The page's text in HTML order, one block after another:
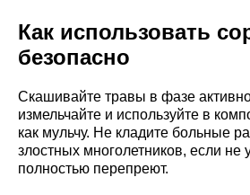
Как использовать
безопасно
Скашивайте травы в фазе
измельчайте и используйте в
как мульчу. Не кладите больные
злостных многолетников, если не
полностью перепреют.